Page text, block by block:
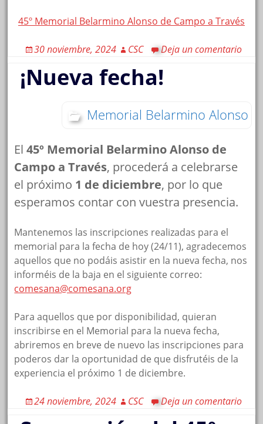
45º Memorial Belarmino Alonso de Campo a Través
30 noviembre, 2024 CSC Deja un comentario
¡Nueva fecha!
Memorial Belarmino Alonso
El45º Memorial Belarmino Alonso de
Campo a Través, procederá a celebrarse
el próximo 1 de diciembre, por lo que
esperamos contar con vuestra presencia.
Mantenemos las inscripciones realizadas para el
memorial para la fecha de hoy (24/11), agradecemos
aquellos que no podáis asistir en la nueva fecha, nos
informéis de la baja en el siguiente correo:
comesana@comesana.org
Para aquellos que por disponibilidad, quieran
inscribirse en el Memorial para la nueva fecha,
abriremos en breve de nuevo las inscripciones para
poderos dar la oportunidad de que disfrutéis de la
experiencia el próximo 1 de diciembre.
24 noviembre, 2024 CSC Deja un comentario